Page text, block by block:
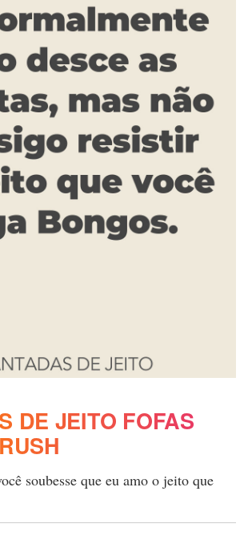
DE JEITO FOFAS
soubesse que eu amo o jeito que